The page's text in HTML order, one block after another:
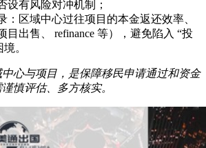
设有风险对冲机制；
：区域中心过往项目的本金返还效率、
目出售、 refinance 等），避免陷入 “投
。
心与项目，是保障移民申请通过和资金
慎评估、多方核实。